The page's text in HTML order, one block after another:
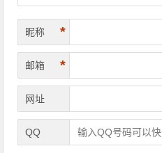
昵称 *
邮箱 *
网址
QQ